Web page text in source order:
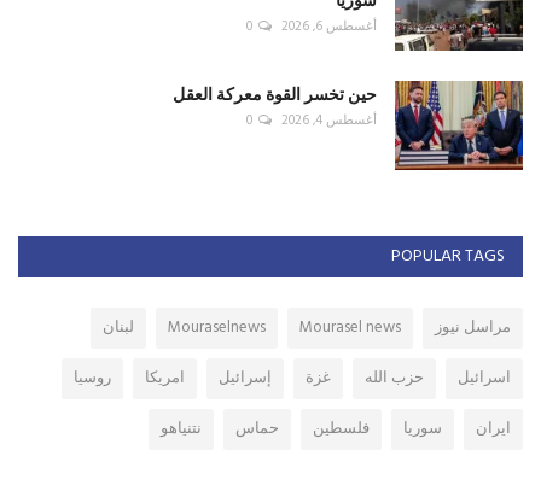
أغسطس 6, 2026 0
حين تخسر القوة معركة العقل
أغسطس 4, 2026 0
POPULAR TAGS
مراسل نيوز Mourasel news
Mouraselnews
لبنان
اسرائيل
حزب الله غزة إسرائيل امريكا
روسيا
ايران
سوريا فلسطين حماس نتنياهو